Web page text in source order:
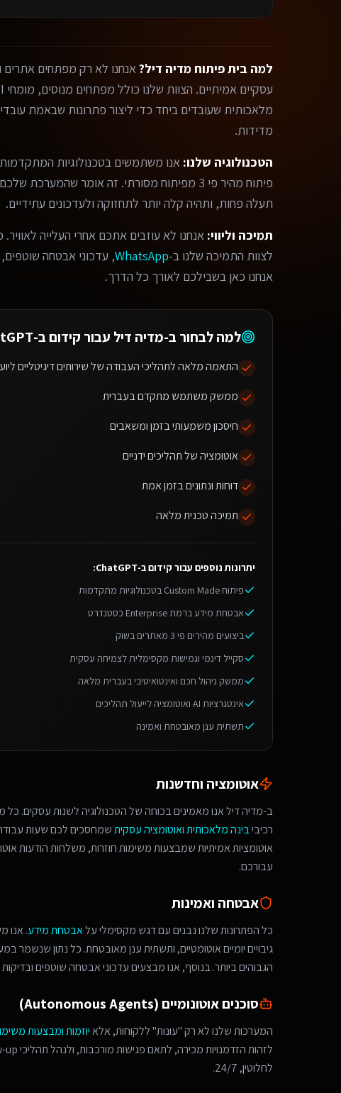
למה בית פיתוח מדיה דיל?אנחנו לא רק מפתחים אתרים
מלאכותית שעובדים ביחד כדי ליצור פתרונות שבאמת
מדידות.
הטכנולוגיה שלנו: אנו משתמשים בטכנולוגיות
פיתוח מהיר פי 3 מפיתוח מסורתי. זה אומר
תעלה פחות, ותהיה קלה יותר לתחזוקה ולעדכונים עתידיים.
תמיכה וליווי: אנחנו לא עוזבים אתכם אחרי העלייה
לצוות התמיכה שלנו ב-WhatsApp, עדכוני אבטחה שוטפים,
אנחנו כאן בשבילכם לאורך כל הדרך.
למה לבחור ב-מדיה דיל עבור קידום ב-ChatGPT
התאמה מלאה לתהליכי העבודה של שירותים דיגיטליים
ממשק משתמש מתקדם בעברית
חיסכון משמעותי בזמן ומשאבים
אוטומציה של תהליכים ידניים
דוחות ונתונים בזמן אמת
תמיכה טכנית מלאה
יתרונות נוספים עבור קידום ב-ChatGPT
:
פיתוח Custom Made בטכנולוגיות מתקדמות
אבטחת מידע ברמת Enterprise כסטנדרט
ביצועים מהירים פי 3 מאתרים בשוק
סקייל דינמי וגמישות מקסימלית לצמיחה עסקית
ממשק ניהול חכם ואינטואיטיבי בעברית מלאה
אינטגרציות AI ואוטומציה לייעול תהליכים
תשתית ענן מאובטחת ואמינה
אוטומציה וחדשנות
ב-מדיה דיל אנו מאמינים בכוחה של הטכנולוגיה לשנות עסקים. כל
רכיביבינה מלאכותיתואוטומציה עסקיתשמחסכים לכם שעות
אוטומציות אמיתיות שמבצעות משימות חוזרות, משלחות הודעות
עבורכם.
אבטחה ואמינות
כל הפתרונות שלנו נבנים עם דגש מקסימלי עלאבטחת מידע. אנו
גיבויים יומיים אוטומטיים, ותשתית ענן מאובטחת. כל נתון שנשמר
הגבוהים ביותר. בנוסף, אנו מבצעים עדכוני אבטחה שוטפים
סוכנים אוטונומיים (Autonomous Agents)
המערכות שלנו לא רק "עונות" ללקוחות, אלאיוזמות ומבצעות
לחלוטין, 24/7.